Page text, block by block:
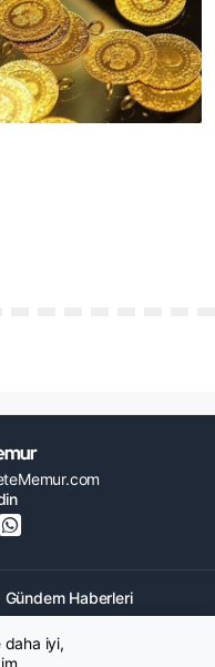
Gündem Haberleri
KPSS Haberleri
Eğitim Haberleri
daha iyi,